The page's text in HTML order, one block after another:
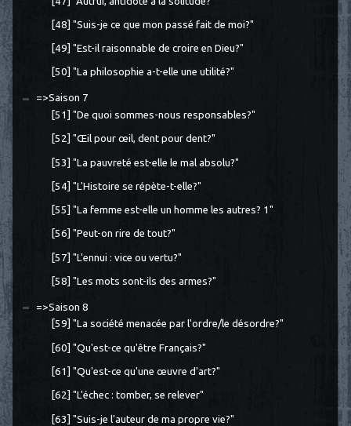
[48] "Suis-je ce que mon passé fait de moi?"
[49] "Est-il raisonnable de croire en Dieu?"
[50] "La philosophie a-t-elle une utilité?"
=>Saison 7
[51] "De quoi sommes-nous responsables?"
[52] "Œil pour œil, dent pour dent?"
[53] "La pauvreté est-elle le mal absolu?"
[54] "L'Histoire se répète-t-elle?"
[55] "La femme est-elle un homme les autres? 1"
[56] "Peut-on rire de tout?"
[57] "L'ennui : vice ou vertu?"
[58] "Les mots sont-ils des armes?"
=>Saison 8
[59] "La société menacée par l'ordre/le désordre?"
[60] "Qu'est-ce qu'être Français?"
[61] "Qu'est-ce qu'une œuvre d'art?"
[62] "L'échec : tomber, se relever"
[63] "Suis-je l'auteur de ma propre vie?"